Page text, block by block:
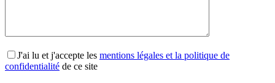
J'ai lu et j'accepte les mentions légales et la politique de
confidentialité de ce site